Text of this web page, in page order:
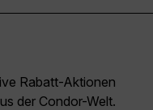
Rabatt-Aktionen
der Condor-Welt.